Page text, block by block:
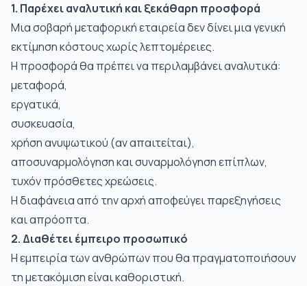
1. Παρέχει αναλυτική και ξεκάθαρη προσφορά
Μια σοβαρή μεταφορική εταιρεία δεν δίνει μια γενική
εκτίμηση κόστους χωρίς λεπτομέρειες.
Η προσφορά θα πρέπει να περιλαμβάνει αναλυτικά:
μεταφορά,
εργατικά,
συσκευασία,
χρήση ανυψωτικού (αν απαιτείται),
αποσυναρμολόγηση και συναρμολόγηση επίπλων,
τυχόν πρόσθετες χρεώσεις.
Η διαφάνεια από την αρχή αποφεύγει παρεξηγήσεις
και απρόοπτα.
2. Διαθέτει έμπειρο προσωπικό
Η εμπειρία των ανθρώπων που θα πραγματοποιήσουν
τη μετακόμιση είναι καθοριστική.